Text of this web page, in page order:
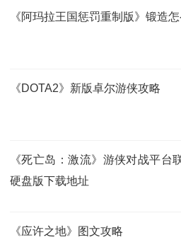
《阿玛拉王国惩罚重制版》锻造
《DOTA2》新版卓尔游侠攻略
《死亡岛：激流》游侠对战平台
硬盘版下载地址
《应许之地》图文攻略